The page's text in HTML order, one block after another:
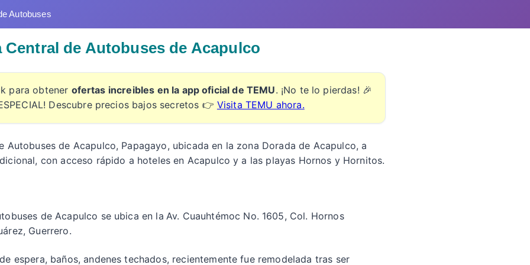
Autobuses
de Autobuses de Acapulco
para obtener ofertas increibles en la app oficial de TEMU. ¡No te lo pierdas! 🎉
ESPECIAL! Descubre precios bajos secretos 👉 Visita TEMU ahora.
Autobuses de Acapulco, Papagayo, ubicada en la zona Dorada de Acapulco, a
con acceso rápido a hoteles en Acapulco y a las playas Hornos y Hornitos.
de Acapulco se ubica en la Av. Cuauhtémoc No. 1605, Col. Hornos
Guerrero.
espera, baños, andenes techados, recientemente fue remodelada tras ser